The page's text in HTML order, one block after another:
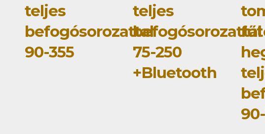
teljes
befogósorozattal
90-355
teljes
befogósorozattal
75-250
+Bluetooth